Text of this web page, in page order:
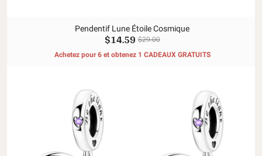
Pendentif Lune Étoile Cosmique
$14.59 $29.00
Achetez pour 6 et obtenez 1 CADEAUX GRATUITS